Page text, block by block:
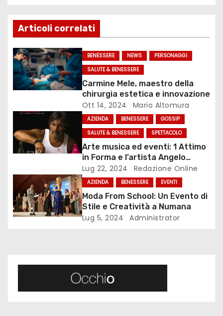
i
g
a
z
i
o
n
e
a
r
Articoli correlati
BENESSERE NEWS
PERSONAGGI
SALUTE & BENESSERE
Carmine Mele, maestro della
chirurgia estetica e innovazione
Ott 14, 2024 Mario Altomura
AZIENDA BENESSERE
GOSSIP
SALUTE & BENESSERE
SPETTACOLO
Arte musica ed eventi: 1 Attimo
in Forma e l’artista Angelo
Accardi presentano nuove date
della “Grande Bellezza”
Lug 22, 2024 Redazione Online
AZIENDA BENESSERE EVENTI
Moda From School: Un Evento di
Stile e Creatività a Numana
Lug 5, 2024 Administrator